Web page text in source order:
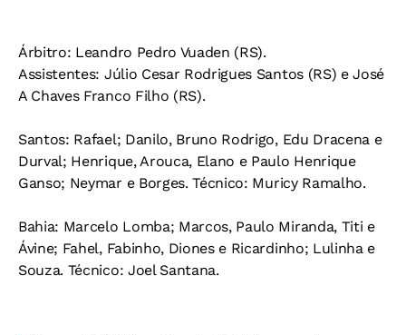
Árbitro: Leandro Pedro Vuaden (RS).
Assistentes: Júlio Cesar Rodrigues Santos (RS) e José
A Chaves Franco Filho (RS).
Santos: Rafael; Danilo, Bruno Rodrigo, Edu Dracena e
Durval; Henrique, Arouca, Elano e Paulo Henrique
Ganso; Neymar e Borges.Técnico: Muricy Ramalho.
Bahia: Marcelo Lomba; Marcos, Paulo Miranda, Titi e
Ávine; Fahel, Fabinho, Diones e Ricardinho; Lulinha e
Souza. Técnico: Joel Santana.